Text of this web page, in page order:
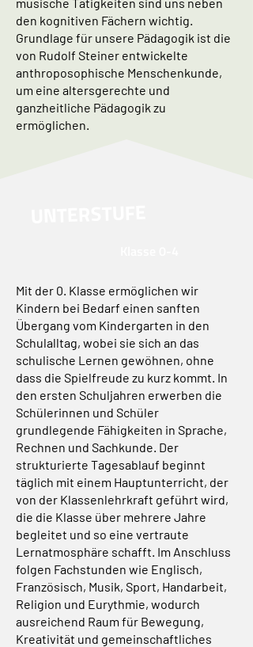
den kognitiven Fächern wichtig.
Grundlage für unsere Pädagogik ist die
von Rudolf Steiner entwickelte
anthroposophische Menschenkunde,
um eine altersgerechte und
ganzheitliche Pädagogik zu
ermöglichen.
Mit der 0. Klasse ermöglichen wir
Kindern bei Bedarf einen sanften
Übergang vom Kindergarten in den
Schulalltag, wobei sie sich an das
schulische Lernen gewöhnen, ohne
dass die Spielfreude zu kurz kommt. In
den ersten Schuljahren erwerben die
Schülerinnen und Schüler
grundlegende Fähigkeiten in Sprache,
Rechnen und Sachkunde. Der
strukturierte Tagesablauf beginnt
täglich mit einem Hauptunterricht, der
von der Klassenlehrkraft geführt wird,
die die Klasse über mehrere Jahre
begleitet und so eine vertraute
Lernatmosphäre schafft. Im Anschluss
folgen Fachstunden wie Englisch,
Französisch, Musik, Sport, Handarbeit,
Religion und Eurythmie, wodurch
ausreichend Raum für Bewegung,
Kreativität und gemeinschaftliches